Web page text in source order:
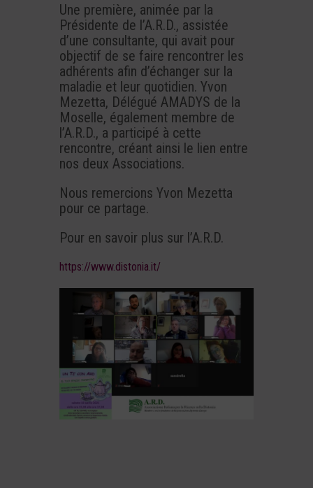
Une première, animée par la
Présidente de l’A.R.D., assistée
d’une consultante, qui avait pour
objectif de se faire rencontrer les
adhérents afin d’échanger sur la
maladie et leur quotidien. Yvon
Mezetta, Délégué AMADYS de la
Moselle, également membre de
l’A.R.D., a participé à cette
rencontre, créant ainsi le lien entre
nos deux Associations.
Nous remercions Yvon Mezetta
pour ce partage.
Pour en savoir plus sur l’A.R.D.
https://www.distonia.it/